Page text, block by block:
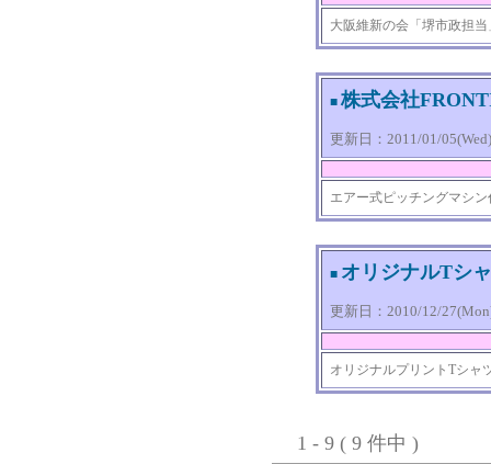
大阪維新の会「堺市政担
■ 株式会社
更新日：2011/01/
エアー式ピッチングマシン
■ オリジナルTシ
更新日：2010/12/
オリジナルプリントTシャ
1 - 9 ( 9 件中 )